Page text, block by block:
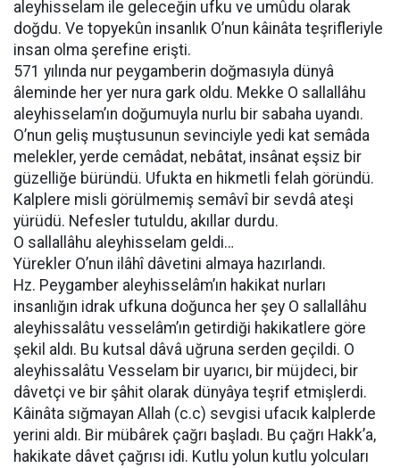
aleyhisselam ile geleceğin ufku ve umûdu olarak
doğdu. Ve topyekûn insanlık O’nun kâinâta teşrifleriyle
insan olma şerefine erişti.
571 yılında nur peygamberin doğmasıyla dünyâ
âleminde her yer nura gark oldu. Mekke O sallallâhu
aleyhisselam’ın doğumuyla nurlu bir sabaha uyandı.
O’nun geliş muştusunun sevinciyle yedi kat semâda
melekler, yerde cemâdat, nebâtat, insânat eşsiz bir
güzelliğe büründü. Ufukta en hikmetli felah göründü.
Kalplere misli görülmemiş semâvî bir sevdâ ateşi
yürüdü. Nefesler tutuldu, akıllar durdu.
O sallallâhu aleyhisselam geldi…
Yürekler O’nun ilâhî dâvetini almaya hazırlandı.
Hz. Peygamber aleyhisselâm’ın hakikat nurları
insanlığın idrak ufkuna doğunca her şey O sallallâhu
aleyhissalâtu vesselâm’ın getirdiği hakikatlere göre
şekil aldı. Bu kutsal dâvâ uğruna serden geçildi. O
aleyhissalâtu Vesselam bir uyarıcı, bir müjdeci, bir
dâvetçi ve bir şâhit olarak dünyâya teşrif etmişlerdi.
Kâinâta sığmayan Allah (c.c) sevgisi ufacık kalplerde
yerini aldı. Bir mübârek çağrı başladı. Bu çağrı Hakk’a,
hakikate dâvet çağrısı idi. Kutlu yolun kutlu yolcuları